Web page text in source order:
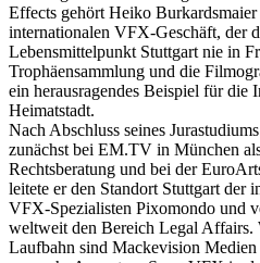
Effects gehört Heiko
internationalen VFX-Geschäft, der
Lebensmittelpunkt Stuttgart nie in
Trophäensammlung und die
ein herausragendes Beispiel für die
Heimatstadt.
Nach Abschluss seines
zunächst bei EM.TV in München
Rechtsberatung und bei der
leitete er den Standort Stuttgart der
VFX-Spezialisten Pixomondo und
weltweit den Bereich Legal Affairs.
Laufbahn sind Mackevision